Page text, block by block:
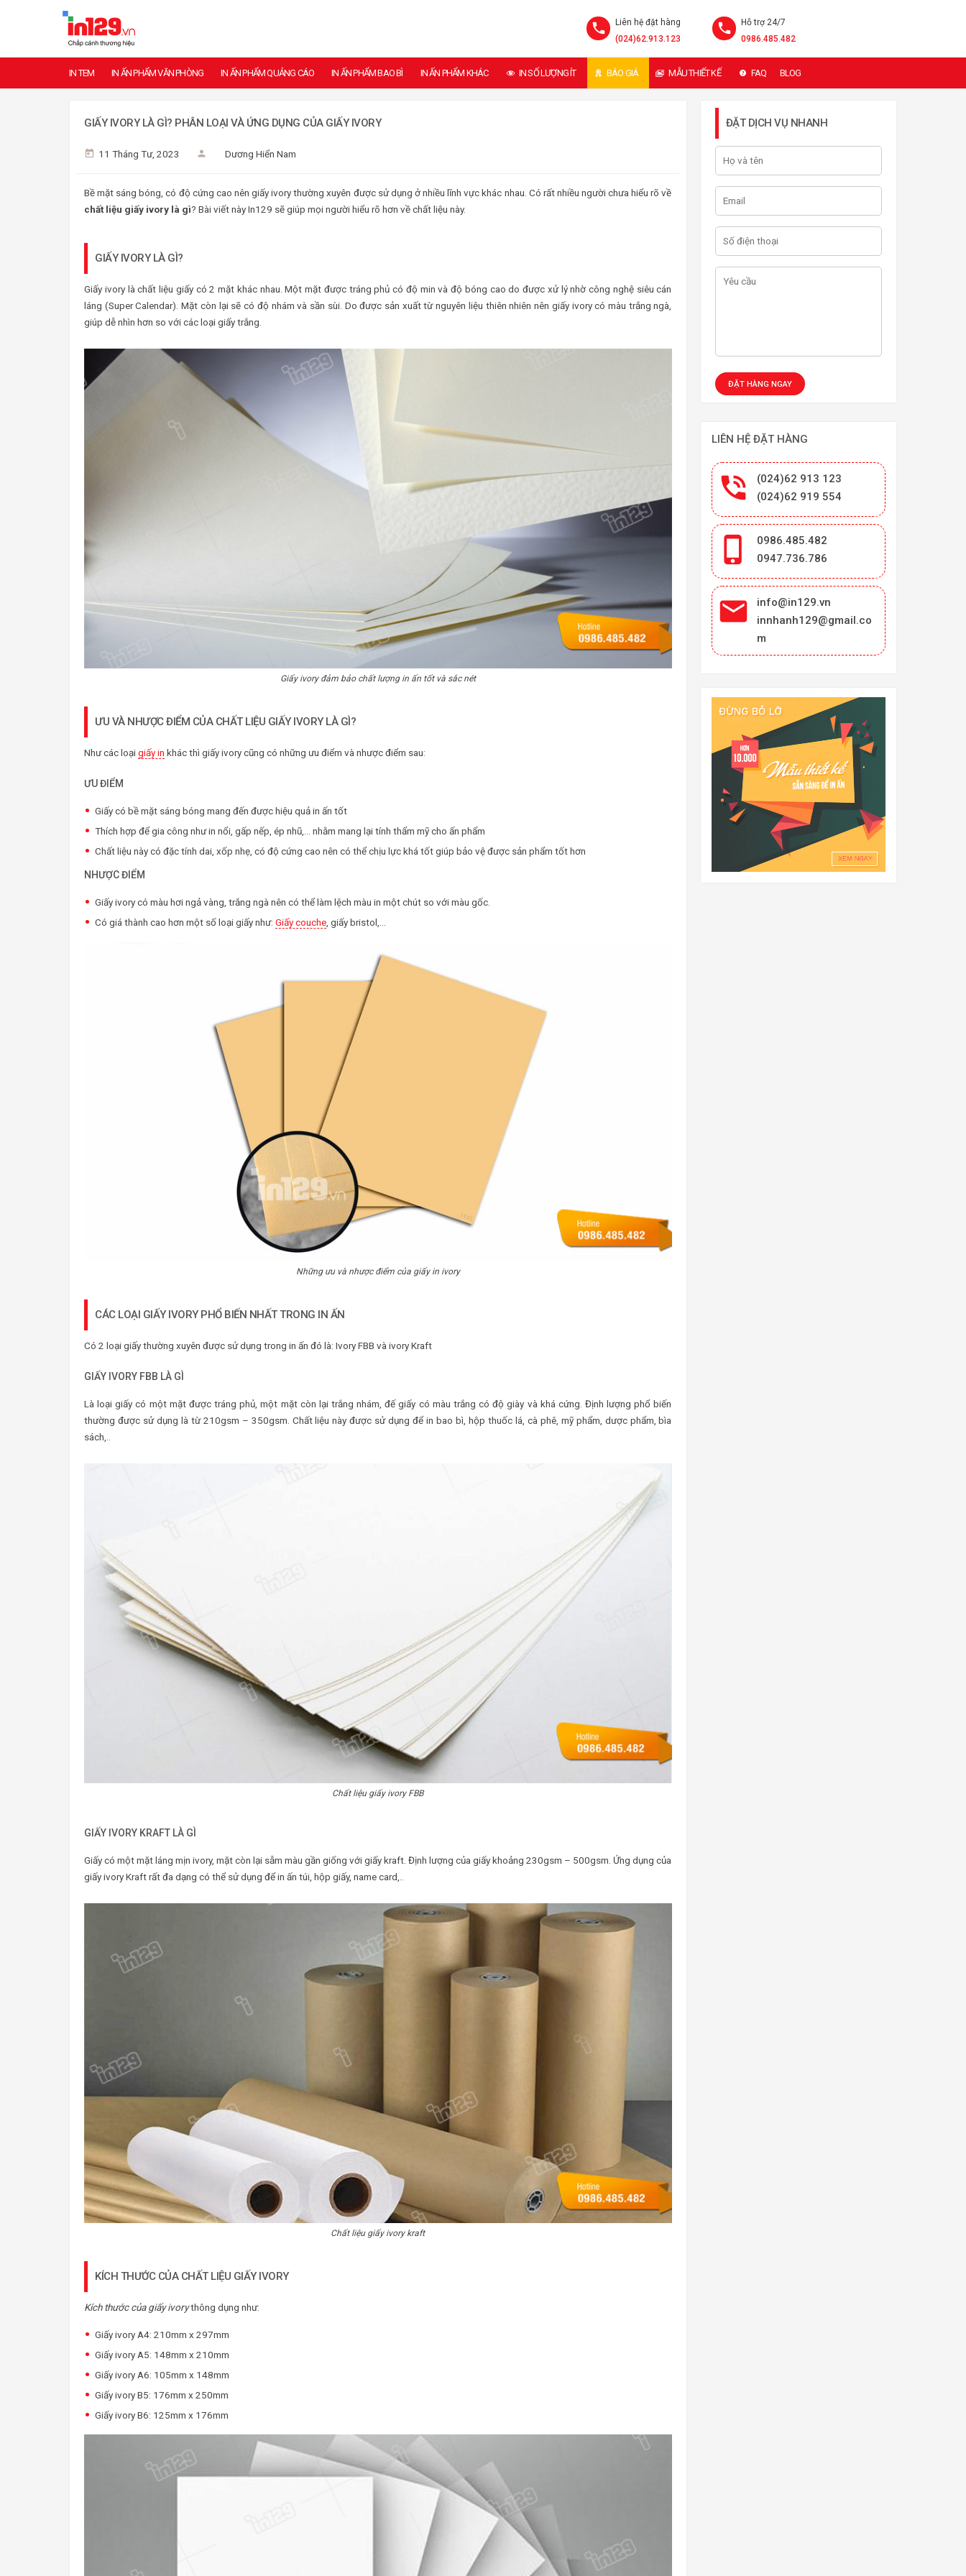
Hỗ trợ 24/7
0986.485.482
Liên hệ đặt hàng
(024)62.913.123
IN TEM IN ẤN PHẨM VĂN PHÒNG IN ẤN PHẨM QUẢNG CÁO IN ẤN PHẨM BAO BÌ IN ẤN PHẨM KHÁC IN SỐ LƯỢNG ÍT BÁO GIÁ MẪU THIẾT KẾ FAQ BLOG
GIẤY IVORY LÀ GÌ? PHÂN LOẠI VÀ ỨNG DỤNG CỦA GIẤY IVORY
11 Tháng Tư, 2023 Dương Hiển Nam
Bề mặt sáng bóng, có độ cứng cao nên giấy ivory thường xuyên được sử dụng ở nhiều lĩnh vực khác nhau. Có rất nhiều người chưa hiểu rõ về
chất liệu giấy ivory là gì? Bài viết này In129 sẽ giúp mọi người hiểu rõ hơn về chất liệu này.
GIẤY IVORY LÀ GÌ?
Giấy ivory là chất liệu giấy có 2 mặt khác nhau. Một mặt được tráng phủ có độ min và độ bóng cao do được xử lý nhờ công nghệ siêu cán
láng (Super Calendar). Mặt còn lại sẽ có độ nhám và sần sùi. Do được sản xuất từ nguyên liệu thiên nhiên nên giấy ivory có màu trắng ngà,
giúp dễ nhìn hơn so với các loại giấy trắng.
Giấy ivory đảm bảo chất lượng in ấn tốt và sắc nét
ƯU VÀ NHƯỢC ĐIỂM CỦA CHẤT LIỆU GIẤY IVORY LÀ GÌ?
Như các loạigiấy in khác thì giấy ivory cũng có những ưu điểm và nhược điểm sau:
ƯU ĐIỂM
Giấy có bề mặt sáng bóng mang đến được hiệu quả in ấn tốt
Thích hợp để gia công như in nổi, gấp nếp, ép nhũ,… nhằm mang lại tính thẩm mỹ cho ấn phẩm
Chất liệu này có đặc tính dai, xốp nhẹ, có độ cứng cao nên có thể chịu lực khá tốt giúp bảo vệ được sản phẩm tốt hơn
NHƯỢC ĐIỂM
Giấy ivory có màu hơi ngả vàng, trắng ngà nên có thể làm lệch màu in một chút so với màu gốc.
Có giá thành cao hơn một số loại giấy như: Giấy couche , giấy bristol,…
Những ưu và nhược điểm của giấy in ivory
CÁC LOẠI GIẤY IVORY PHỔ BIẾN NHẤT TRONG IN ẤN
Có 2 loại giấy thường xuyên được sử dụng trong in ấn đó là: Ivory FBB và ivory Kraft
GIẤY IVORY FBB LÀ GÌ
Là loại giấy có một mặt được tráng phủ, một mặt còn lại trắng nhám, đế giấy có màu trắng có độ giày và khá cứng. Định lượng phổ biến
thường được sử dụng là từ 210gsm – 350gsm. Chất liệu này được sử dụng để in bao bì, hộp thuốc lá, cà phê, mỹ phẩm, dược phẩm, bìa
sách,..
Chất liệu giấy ivory FBB
GIẤY IVORY KRAFT LÀ GÌ
Giấy có một mặt láng mịn ivory, mặt còn lại sẫm màu gần giống với giấy kraft. Định lượng của giấy khoảng 230gsm – 500gsm. Ứng dụng của
giấy ivory Kraft rất đa dạng có thể sử dụng để in ấn túi, hộp giấy, name card,..
Chất liệu giấy ivory kraft
KÍCH THƯỚC CỦA CHẤT LIỆU GIẤY IVORY
Kích thước của giấy ivorythông dụng như:
Giấy ivory A4: 210mm x 297mm
Giấy ivory A5: 148mm x 210mm
Giấy ivory A6: 105mm x 148mm
Giấy ivory B5: 176mm x 250mm
Giấy ivory B6: 125mm x 176mm
ĐẶT DỊCH VỤ NHANH
LIÊN HỆ ĐẶT HÀNG

(024)62 913 123
(024)62 919 554

0986.485.482
0947.736.786

info@in129.vn
innhanh129@gmail.co
m